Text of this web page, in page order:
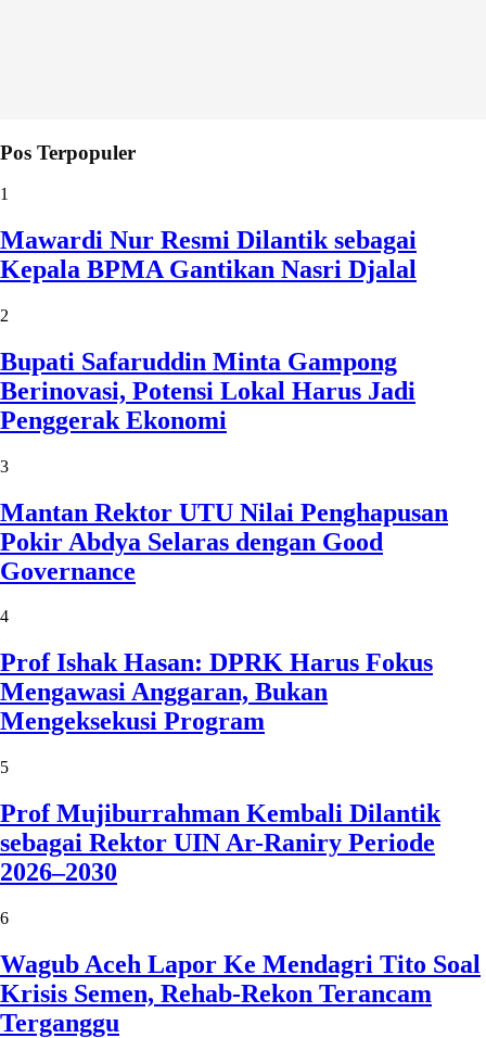
Pos Terpopuler
1
Mawardi Nur Resmi Dilantik sebagai
Kepala BPMA Gantikan Nasri Djalal
2
Bupati Safaruddin Minta Gampong
Berinovasi, Potensi Lokal Harus Jadi
Penggerak Ekonomi
3
Mantan Rektor UTU Nilai Penghapusan
Pokir Abdya Selaras dengan Good
Governance
4
Prof Ishak Hasan: DPRK Harus Fokus
Mengawasi Anggaran, Bukan
Mengeksekusi Program
5
Prof Mujiburrahman Kembali Dilantik
sebagai Rektor UIN Ar-Raniry Periode
2026–2030
6
Wagub Aceh Lapor Ke Mendagri Tito Soal
Krisis Semen, Rehab-Rekon Terancam
Terganggu